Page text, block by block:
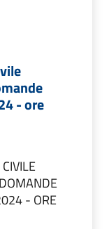
- ore
- ORE